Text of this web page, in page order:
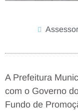
A Prefeitura
com o Governo
Fundo de